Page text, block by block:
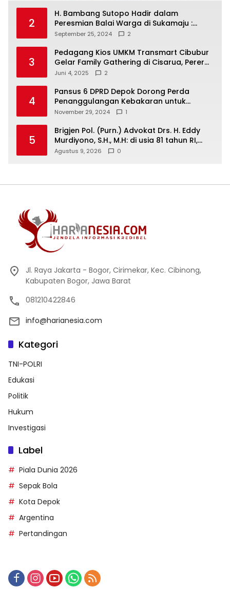
2
H. Bambang Sutopo Hadir dalam
Peresmian Balai Warga di Sukamaju :
Wadah Baru untuk Kolaborasi dan
September 25, 2024 2
3
Pedagang Kios UMKM Transmart Cibubur
Gelar Family Gathering di Cisarua, Pererat
Silaturahmi dan Kekompakan
Juni 4, 2025 2
4
Pansus 6 DPRD Depok Dorong Perda
Penanggulangan Kebakaran untuk
Keselamatan Warga
November 29, 2024 1
5
Brigjen Pol. (Purn.) Advokat Drs. H. Eddy
Murdiyono, S.H., M.H: di usia 81 tahun RI,
tegakkan supremasi hukum dan keadilan
Agustus 9, 2026 0
Jl. Raya Jakarta - Bogor, Cirimekar, Kec. Cibinong,
Kabupaten Bogor, Jawa Barat
081210422846
info@harianesia.com
Kategori
TNI-POLRI
Edukasi
Politik
Hukum
Investigasi
Label
Piala Dunia 2026
Sepak Bola
Kota Depok
Argentina
Pertandingan